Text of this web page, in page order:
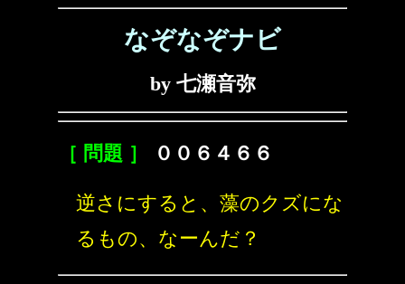
なぞなぞナビ
by 七瀬音弥
［ 問題 ］ ００６４６６
逆さにすると、藻のクズにな
るもの、なーんだ？